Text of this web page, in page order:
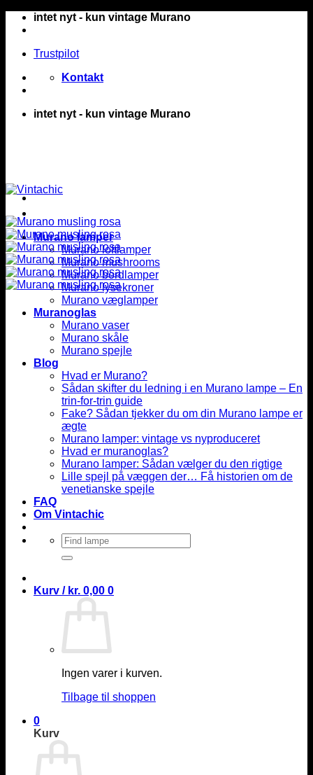
Fortsætintet nyt - kun vintage Murano
Trustpilot
Kontakt
intet nyt - kun vintage Murano
Murano lamper
Murano loftlamper
Murano mushrooms
Murano bordlamper
Murano lysekroner
Murano væglamper
Muranoglas
Murano vaser
Murano skåle
Murano spejle
Blog
Hvad er Murano?
Sådan skifter du ledning i en Murano lampe – En
trin-for-trin guide
Fake? Sådan tjekker du om din Murano lampe er
ægte
Murano lamper: vintage vs nyproduceret
Hvad er muranoglas?
Murano lamper: Sådan vælger du den rigtige
Lille spejl på væggen der… Få historien om de
venetianske spejle
FAQ
Om Vintachic
Søg
efter:
Kurv / kr. 0,00 0
Ingen varer i kurven.
Tilbage til shoppen
0
Kurv